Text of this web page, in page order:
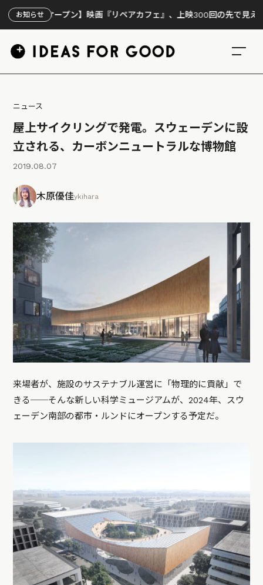
お知らせ
オープン】映画『リペアカフェ』、上映300回の先で見えてきたこと
ニュース
屋上サイクリングで発電。スウェーデンに設
立される、カーボンニュートラルな博物館
2019.08.07
木原優佳ykihara
来場者が、施設のサステナブル運営に「物理的に貢献」で
きる──そんな新しい科学ミュージアムが、2024年、スウ
ェーデン南部の都市・ルンドにオープンする予定だ。